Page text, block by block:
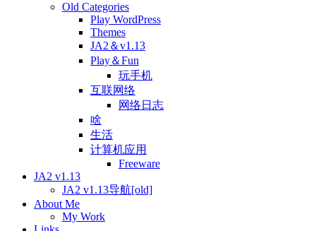
Old Categories
Play WordPress
Themes
JA2＆v1.13
Play＆Fun
玩手机
互联网络
网络日志
啥
生活
计算机应用
Freeware
JA2 v1.13
JA2 v1.13导航[old]
About Me
My Work